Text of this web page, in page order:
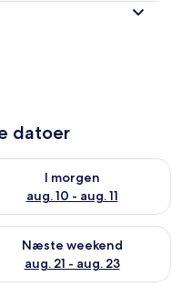
datoer
aug. 10
I morgen
aug. 10 - aug. 11
tilgængelighed for i
aug. 14 - aug. 16
Næste weekend
aug. 21 - aug. 23
tilgængelighed for næste